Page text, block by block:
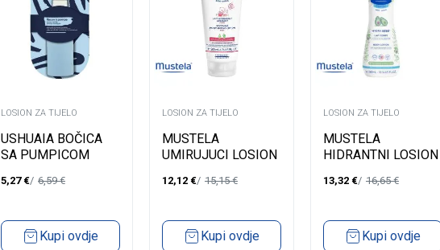
LOSION ZA TIJELO
USHUAIA BOČICA
SA PUMPICOM
5,27 € 6,59€
Kupi ovdje
LOSION ZA TIJELO
MUSTELA
UMIRUJUCI LOSION
OSJETLJIVA KOŽA
12,12 € 15,15€
Kupi ovdje
LOSION ZA TIJELO
MUSTELA
HIDRANTNI LOSION
NORMALNA KOŽA
13,32 € 16,65€
Kupi ovdje